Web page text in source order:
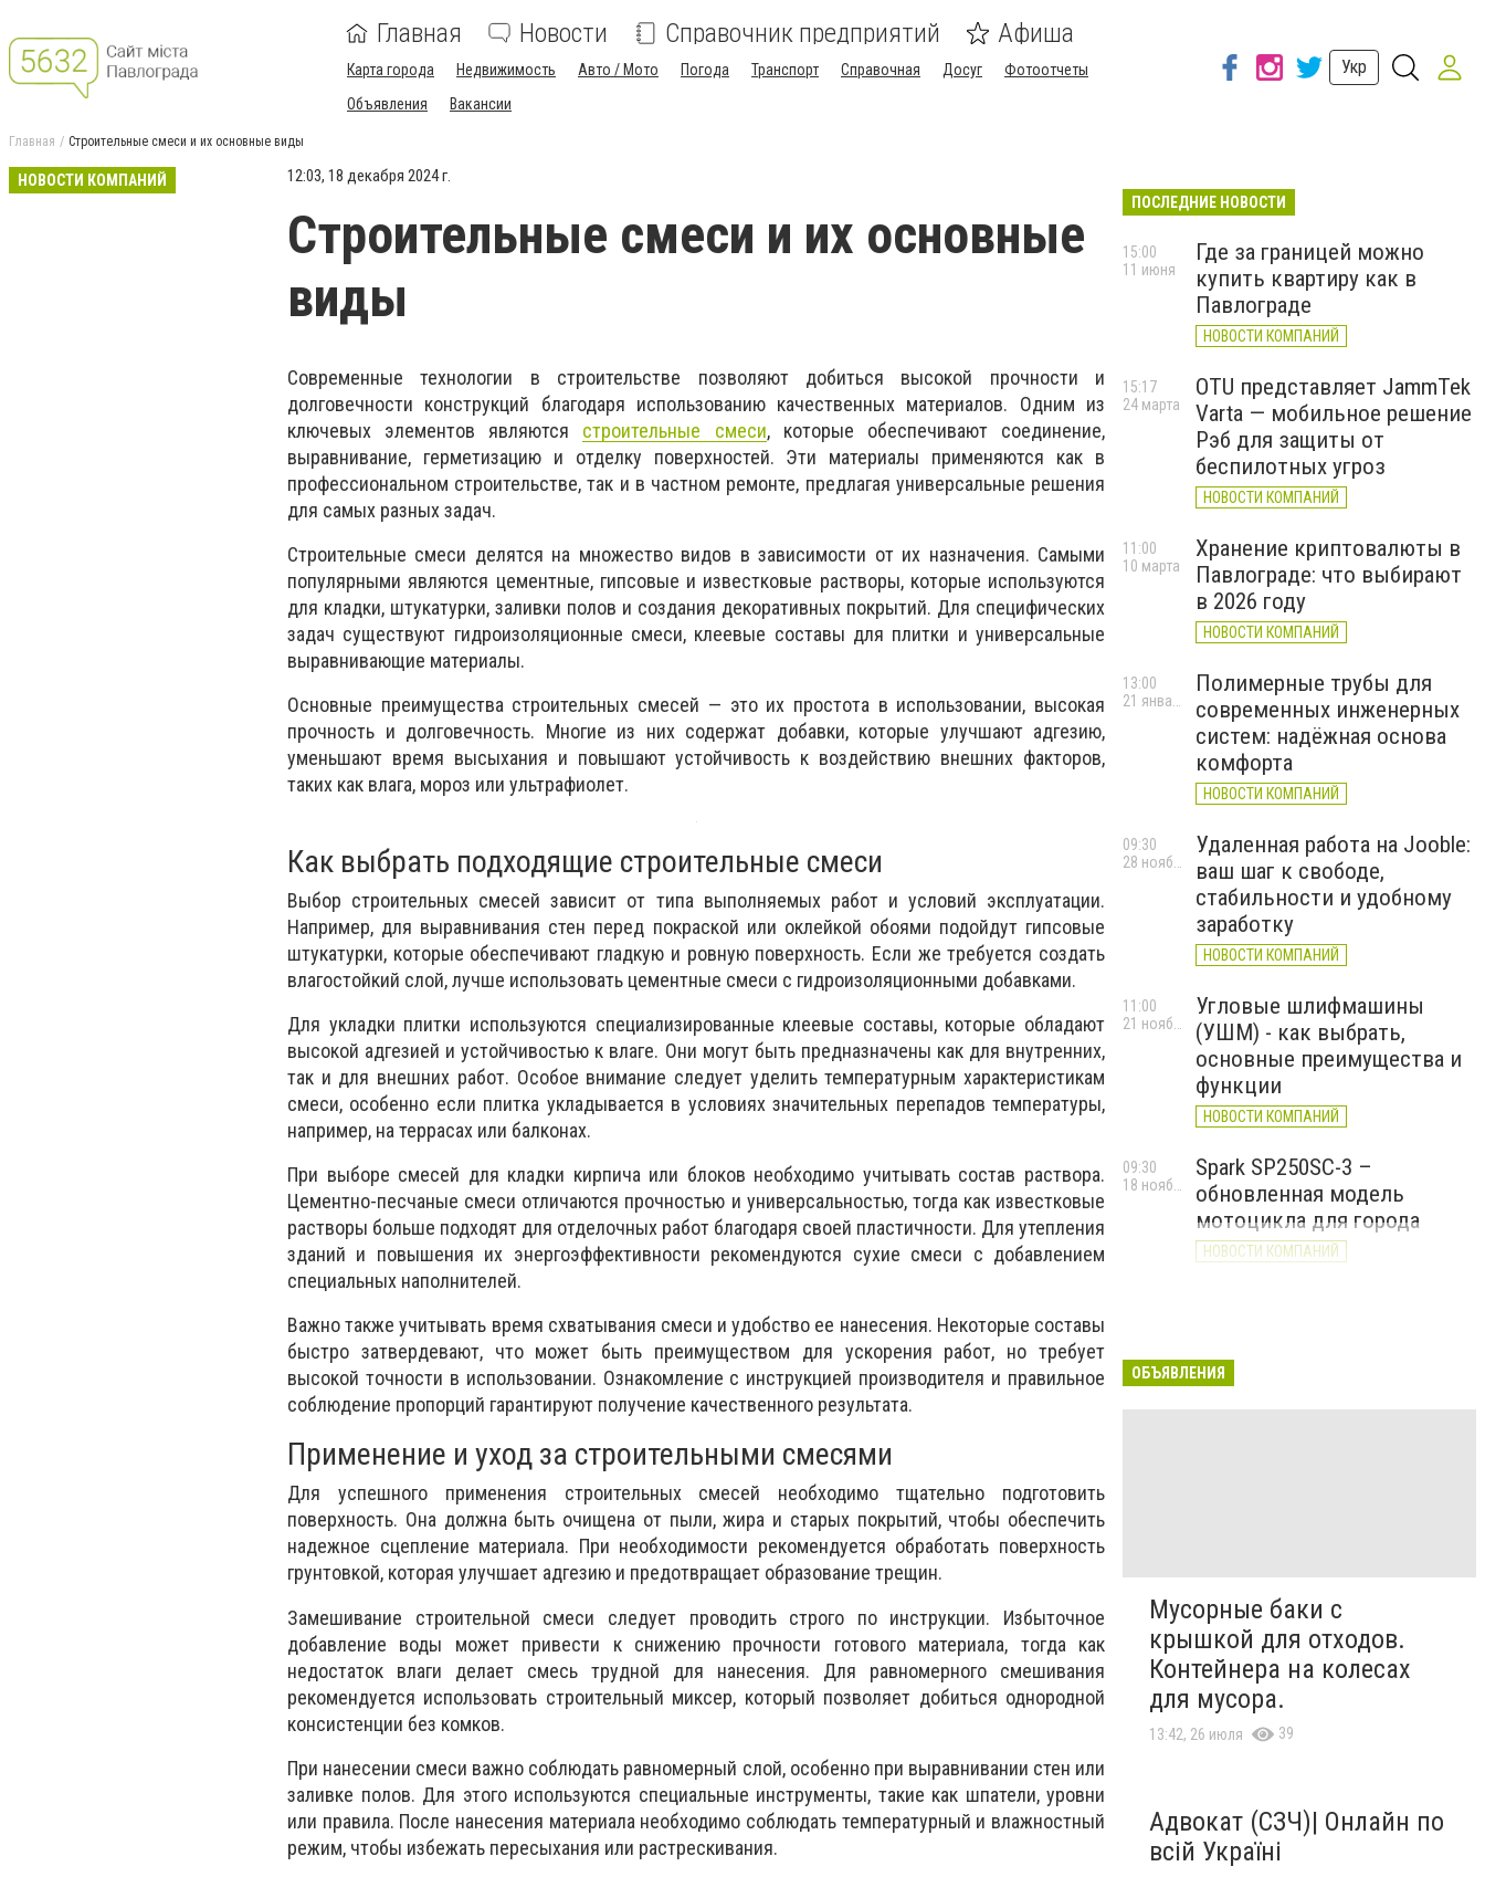
Главная Новости Справочник предприятий Афиша
Карта города Недвижимость Авто / Мото Погода Транспорт Справочная Досуг
Фотоотчеты
Объявления
Вакансии
Укр
Главная Строительные смеси и их основные виды
НОВОСТИ КОМПАНИЙ 12:03, 18 декабря 2024 г.
Строительные смеси и их основные
виды
Современные технологии в строительстве позволяют добиться высокой прочности и
долговечности конструкций благодаря использованию качественных материалов. Одним из
ключевых элементов являются строительные смеси, которые обеспечивают соединение,
выравнивание, герметизацию и отделку поверхностей. Эти материалы применяются как в
профессиональном строительстве, так и в частном ремонте, предлагая универсальные решения
для самых разных задач.
Строительные смеси делятся на множество видов в зависимости от их назначения. Самыми
популярными являются цементные, гипсовые и известковые растворы, которые используются
для кладки, штукатурки, заливки полов и создания декоративных покрытий. Для специфических
задач существуют гидроизоляционные смеси, клеевые составы для плитки и универсальные
выравнивающие материалы.
Основные преимущества строительных смесей — это их простота в использовании, высокая
прочность и долговечность. Многие из них содержат добавки, которые улучшают адгезию,
уменьшают время высыхания и повышают устойчивость к воздействию внешних факторов,
таких как влага, мороз или ультрафиолет.
Как выбрать подходящие строительные смеси
Выбор строительных смесей зависит от типа выполняемых работ и условий эксплуатации.
Например, для выравнивания стен перед покраской или оклейкой обоями подойдут гипсовые
штукатурки, которые обеспечивают гладкую и ровную поверхность. Если же требуется создать
влагостойкий слой, лучше использовать цементные смеси с гидроизоляционными добавками.
Для укладки плитки используются специализированные клеевые составы, которые обладают
высокой адгезией и устойчивостью к влаге. Они могут быть предназначены как для внутренних,
так и для внешних работ. Особое внимание следует уделить температурным характеристикам
смеси, особенно если плитка укладывается в условиях значительных перепадов температуры,
например, на террасах или балконах.
При выборе смесей для кладки кирпича или блоков необходимо учитывать состав раствора.
Цементно-песчаные смеси отличаются прочностью и универсальностью, тогда как известковые
растворы больше подходят для отделочных работ благодаря своей пластичности. Для утепления
зданий и повышения их энергоэффективности рекомендуются сухие смеси с добавлением
специальных наполнителей.
Важно также учитывать время схватывания смеси и удобство ее нанесения. Некоторые составы
быстро затвердевают, что может быть преимуществом для ускорения работ, но требует
высокой точности в использовании. Ознакомление с инструкцией производителя и правильное
соблюдение пропорций гарантируют получение качественного результата.
Применение и уход за строительными смесями
Для успешного применения строительных смесей необходимо тщательно подготовить
поверхность. Она должна быть очищена от пыли, жира и старых покрытий, чтобы обеспечить
надежное сцепление материала. При необходимости рекомендуется обработать поверхность
грунтовкой, которая улучшает адгезию и предотвращает образование трещин.
Замешивание строительной смеси следует проводить строго по инструкции. Избыточное
добавление воды может привести к снижению прочности готового материала, тогда как
недостаток влаги делает смесь трудной для нанесения. Для равномерного смешивания
рекомендуется использовать строительный миксер, который позволяет добиться однородной
консистенции без комков.
При нанесении смеси важно соблюдать равномерный слой, особенно при выравнивании стен или
заливке полов. Для этого используются специальные инструменты, такие как шпатели, уровни
или правила. После нанесения материала необходимо соблюдать температурный и влажностный
режим, чтобы избежать пересыхания или растрескивания.
ПОСЛЕДНИЕ НОВОСТИ
Где за границей можно
купить квартиру как в
Павлограде
НОВОСТИ КОМПАНИЙ
15:00
11 июня
OTU представляет JammTek
Varta — мобильное решение
Рэб для защиты от
беспилотных угроз
НОВОСТИ КОМПАНИЙ
15:17
24 марта
Хранение криптовалюты в
Павлограде: что выбирают
в 2026 году
НОВОСТИ КОМПАНИЙ
11:00
10 марта
Полимерные трубы для
современных инженерных
систем: надёжная основа
комфорта
НОВОСТИ КОМПАНИЙ
13:00
Удаленная работа на Jooble:
ваш шаг к свободе,
стабильности и удобному
заработку
НОВОСТИ КОМПАНИЙ
09:30
Угловые шлифмашины
(УШМ) - как выбрать,
основные преимущества и
функции
НОВОСТИ КОМПАНИЙ
11:00
Spark SP250SC-3 –
обновленная модель
мотоцикла для города
НОВОСТИ КОМПАНИЙ
09:30
ОБЪЯВЛЕНИЯ
Мусорные баки с
крышкой для отходов.
Контейнера на колесах
для мусора.
13:42, 26 июля 39
Адвокат (СЗЧ)| Онлайн по
всій Україні